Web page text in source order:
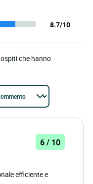
8.7/10
che hanno
6 / 10
efficiente e